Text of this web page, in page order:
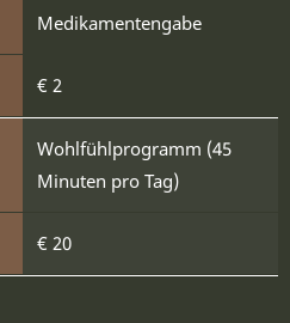
Medikamentengabe
€ 2
Wohlfühlprogramm (45
Minuten pro Tag)
€ 20